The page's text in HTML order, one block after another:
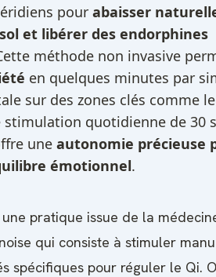
pour abaisser
et libérer des endorphines
méthode non invasive
en quelques minutes par
sur des zones clés comme
stimulation quotidienne de 30
une autonomie précieuse
émotionnel.
une pratique issue de la
qui consiste à stimuler
spécifiques pour réguler le Qi.